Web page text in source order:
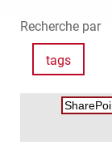
Recherche par
tags